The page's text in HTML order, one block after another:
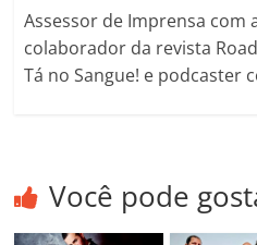
Assessor de Imprensa com
colaborador da revista
Tá no Sangue! e podcaster
Você pode